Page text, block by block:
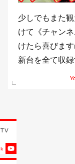
少しでもまた
けて《チャン
けたら喜びま
新台を全て収